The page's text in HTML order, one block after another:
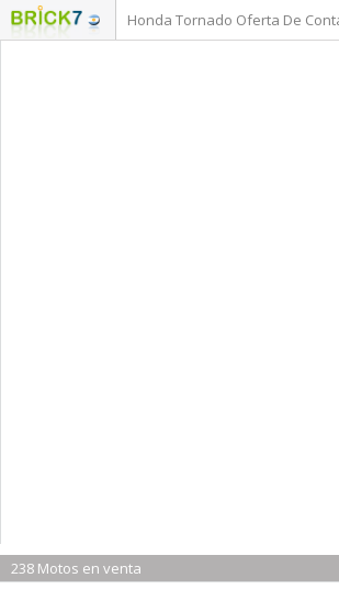
238 Motos en venta